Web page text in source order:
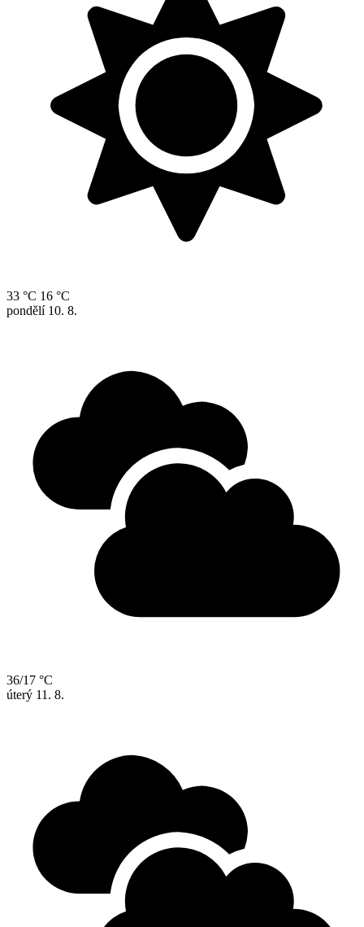
33 °C 16 °C
pondělí 10. 8.
36/17 °C
úterý 11. 8.